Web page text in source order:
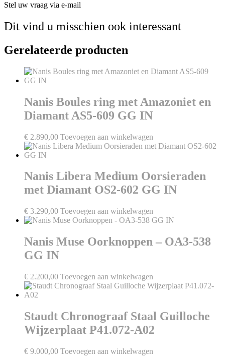
Stel uw vraag via e-mail
Dit vind u misschien ook interessant
Gerelateerde producten
Nanis Boules ring met Amazoniet en
Diamant AS5-609 GG IN
€ 2.890,00 Toevoegen aan winkelwagen
Nanis Libera Medium Oorsieraden
met Diamant OS2-602 GG IN
€ 3.290,00 Toevoegen aan winkelwagen
Nanis Muse Oorknoppen – OA3-538
GG IN
€ 2.200,00 Toevoegen aan winkelwagen
Staudt Chronograaf Staal Guilloche
Wijzerplaat P41.072-A02
€ 9.000,00 Toevoegen aan winkelwagen